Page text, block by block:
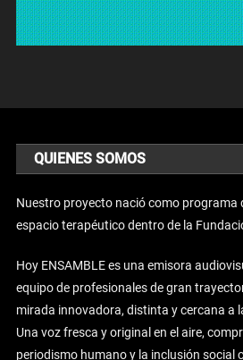
QUIENES SOMOS
Nuestro proyecto nació como programa
espacio terapéutico dentro de la
Hoy ENSAMBLE es una emisora
equipo de profesionales de gran
mirada innovadora, distinta y cercana a
Una voz fresca y original en el aire,
periodismo humano y la inclusión social